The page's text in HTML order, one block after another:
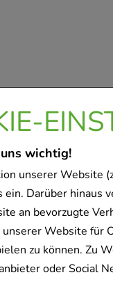
wichtig!
unserer Website
Darüber hinaus
an bevorzugte
Website für
zu können. Zu
oder Social